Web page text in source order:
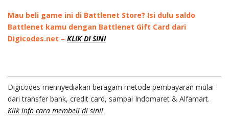
Mau beli game ini di Battlenet Store? Isi dulu saldo
Battlenet kamu dengan Battlenet Gift Card dari
Digicodes.net – KLIK DI SINI
Digicodes mennyediakan beragam metode pembayaran mulai
dari transfer bank, credit card, sampai Indomaret & Alfamart.
Klik info cara membeli di sini!